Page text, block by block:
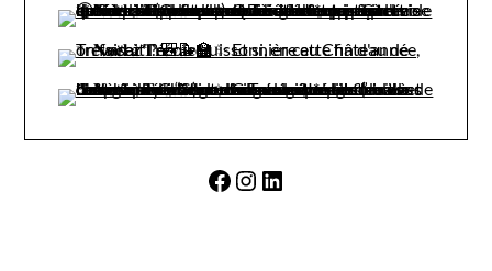
Facebook
Instagram
LinkedIn